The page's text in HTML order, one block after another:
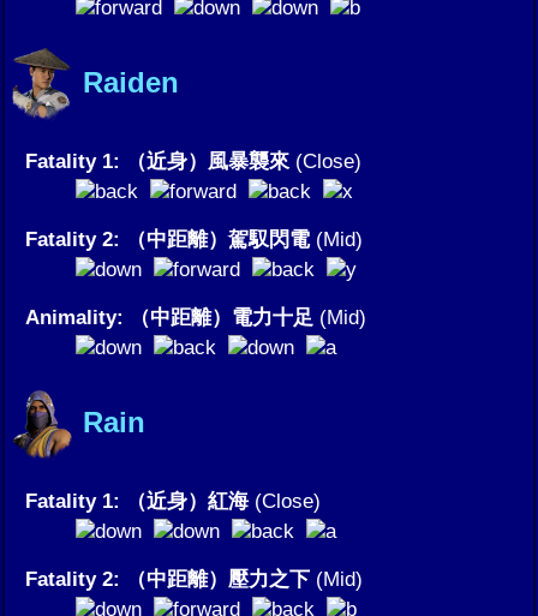
Raiden
Fatality 1: （近身）風暴襲來(Close)
Fatality 2: （中距離）駕馭閃電(Mid)
Animality: （中距離）電力十足 (Mid)
Rain
Fatality 1: （近身）紅海(Close)
Fatality 2: （中距離）壓力之下 (Mid)